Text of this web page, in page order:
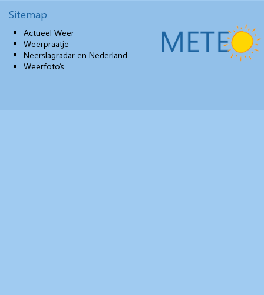
Sitemap
Actueel Weer
Weerpraatje
Neerslagradar en Nederland
Weerfoto’s